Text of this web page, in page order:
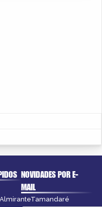
NOVIDADES POR E-
MAIL